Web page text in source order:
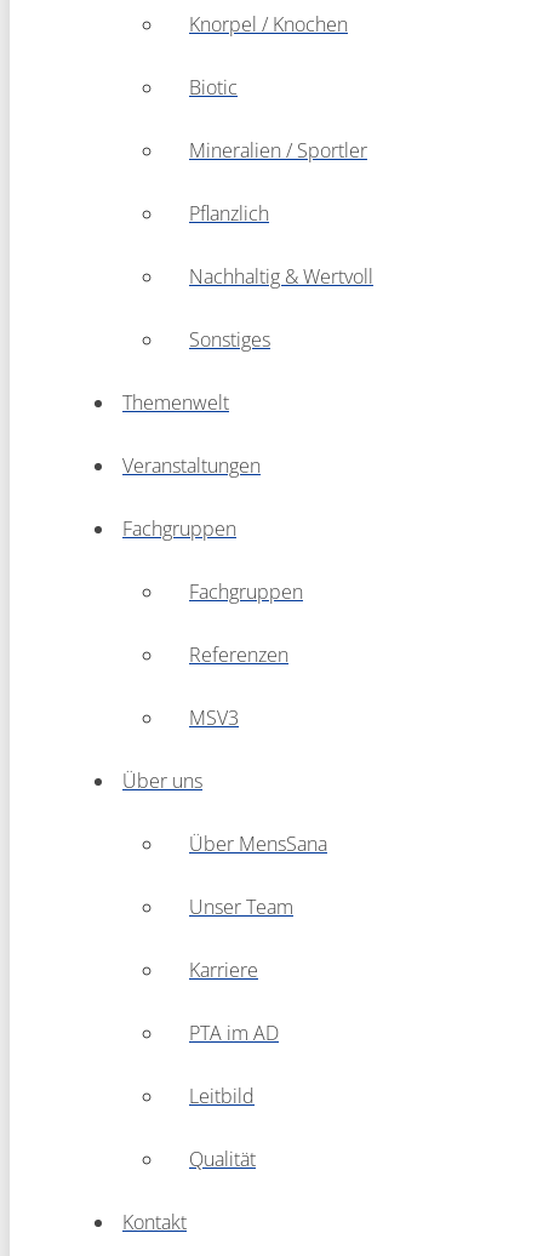
Knorpel / Knochen
Biotic
Mineralien / Sportler
Pflanzlich
Nachhaltig & Wertvoll
Sonstiges
Themenwelt
Veranstaltungen
Fachgruppen
Fachgruppen
Referenzen
MSV3
Über uns
Über MensSana
Unser Team
Karriere
PTA im AD
Leitbild
Qualität
Kontakt